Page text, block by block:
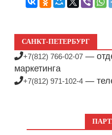
САНКТ-ПЕТЕРБУРГ
+7(812) 766-02-07 —
маркетинга
+7(812) 971-102-4 —